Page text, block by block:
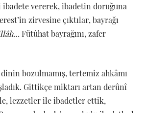
vererek, ibadetin doruğuna
zirvesine çıktılar, bayrağı
Fütûhat bayrağını, zafer
bozulmamış, tertemiz ahkâmı
Gittikçe miktarı artan derûnî
lezzetler ile ibadetler ettik,